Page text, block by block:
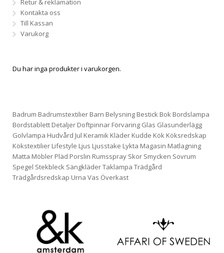
Retur & reklamation
Kontakta oss
Till Kassan
Varukorg
Du har inga produkter i varukorgen.
Badrum Badrumstextilier Barn Belysning Bestick Bok Bordslampa
Bordstablett Detaljer Doftpinnar Förvaring Glas Glasunderlägg
Golvlampa Hudvård Jul Keramik Kläder Kudde Kök Köksredskap
Kökstextilier Lifestyle Ljus Ljusstake Lykta Magasin Matlagning
Matta Möbler Pläd Porslin Rumsspray Skor Smycken Sovrum
Spegel Stekbleck SängkläderTaklampa Trädgård
Trädgårdsredskap Urna Vas Överkast